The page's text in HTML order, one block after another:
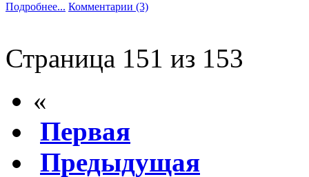
Подробнее... Комментарии (3)
Страница 151 из 153
«
Первая
Предыдущая